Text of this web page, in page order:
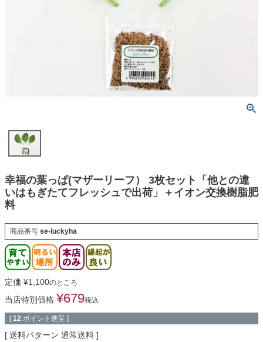
幸福の葉っぱ(マザーリーフ） 3枚セット「他との違
いはもぎたてフレッシュで出荷」＋イオン交換樹脂肥
料
商品番号 se-luckyha
定価 ¥1,100のところ
当店特別価格 ¥679税込
[ 12 ポイント進呈 ]
送料パターン 通常送料